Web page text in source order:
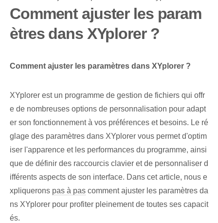
Comment ajuster les param
ètres dans XYplorer ?
Comment ajuster les paramètres dans XYplorer ?
XYplorer est un programme de gestion de fichiers qui offr
e de nombreuses options de personnalisation pour adapt
er son fonctionnement à vos préférences et besoins. Le ré
glage des paramètres dans XYplorer vous permet d'optim
iser l'apparence et les performances du programme, ainsi
que de définir des raccourcis clavier et de personnaliser d
ifférents aspects de son interface. Dans cet article, nous e
xpliquerons pas à pas comment ajuster les paramètres da
ns‌ XYplorer pour profiter pleinement de toutes ses capacit
és.